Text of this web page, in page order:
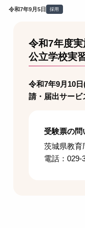
令和7年9月5日 採用
令和7年度
公立学校実
令和7年9月10
請・届出サービ
受験票の問
茨城県教育
電話：029-